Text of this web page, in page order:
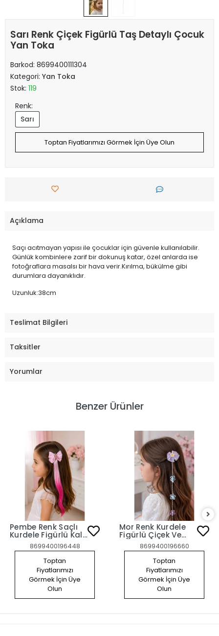
Sarı Renk Çiçek Figürlü Taş Detaylı Çocuk
Yan Toka
Barkod: 8699400111304
Kategori: Yan Toka
Stok: 119
Renk:
Sarı
Toptan Fiyatlarımızı Görmek İçin Üye Olun
Açıklama
Saçı acıtmayan yapısı ile çocuklar için güvenle kullanılabilir.
Günlük kombinlere zarif bir dokunuş katar, özel anlarda ise
fotoğraflara masalsı bir hava verir.Kırılma, bükülme gibi
durumlara dayanıklıdır.
Uzunluk:38cm
Teslimat Bilgileri
Taksitler
Yorumlar
Benzer Ürünler
Pembe Renk Saçlı
Kurdele Figürlü Kalp
Detaylı Yan Toka
8699400196448
Toptan
Fiyatlarımızı
Görmek İçin Üye
Olun
Mor Renk Kurdele
Figürlü Çiçek Ve
İnci Detaylı 2'li Yan
Toka Set8699400196660
Toptan
Fiyatlarımızı
Görmek İçin Üye
Olun